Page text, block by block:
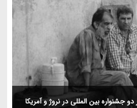
بین المللی در نروژ و آمریکا